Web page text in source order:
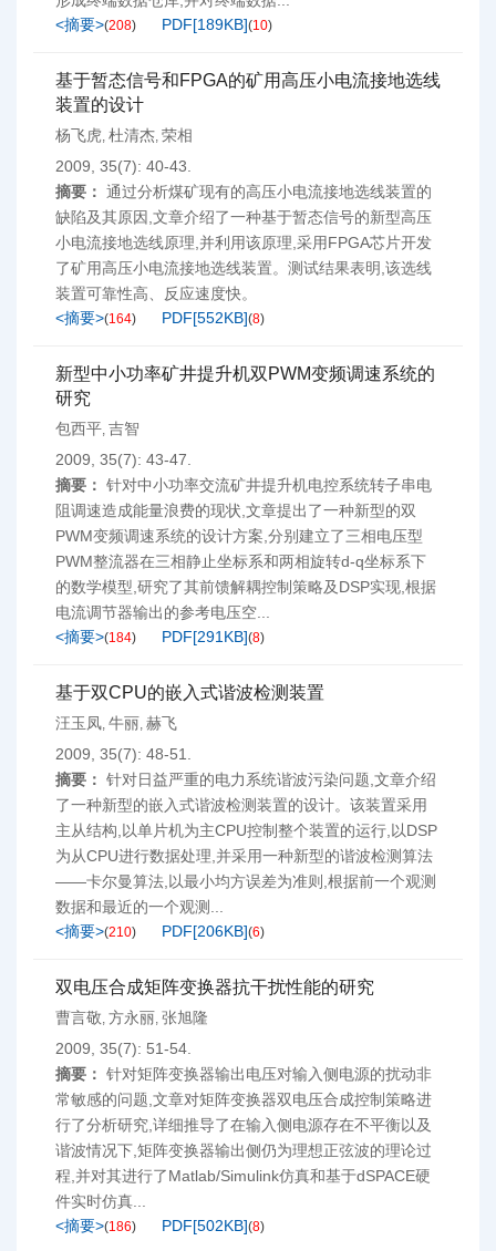
<摘要>(208) PDF[189KB](10)
基于暂态信号和FPGA的矿用高压小电流接地选线
装置的设计
杨飞虎, 杜清杰, 荣相
2009, 35(7): 40-43.
摘要： 通过分析煤矿现有的高压小电流接地选线装置的
缺陷及其原因,文章介绍了一种基于暂态信号的新型高压
小电流接地选线原理,并利用该原理,采用FPGA芯片开发
了矿用高压小电流接地选线装置。测试结果表明,该选线
装置可靠性高、反应速度快。
<摘要>(164) PDF[552KB](8)
新型中小功率矿井提升机双PWM变频调速系统的
研究
包西平, 吉智
2009, 35(7): 43-47.
摘要： 针对中小功率交流矿井提升机电控系统转子串电
阻调速造成能量浪费的现状,文章提出了一种新型的双
PWM变频调速系统的设计方案,分别建立了三相电压型
PWM整流器在三相静止坐标系和两相旋转d-q坐标系下
的数学模型,研究了其前馈解耦控制策略及DSP实现,根据
电流调节器输出的参考电压空...
<摘要>(184) PDF[291KB](8)
基于双CPU的嵌入式谐波检测装置
汪玉凤, 牛丽, 赫飞
2009, 35(7): 48-51.
摘要： 针对日益严重的电力系统谐波污染问题,文章介绍
了一种新型的嵌入式谐波检测装置的设计。该装置采用
主从结构,以单片机为主CPU控制整个装置的运行,以DSP
为从CPU进行数据处理,并采用一种新型的谐波检测算法
——卡尔曼算法,以最小均方误差为准则,根据前一个观测
数据和最近的一个观测...
<摘要>(210) PDF[206KB](6)
双电压合成矩阵变换器抗干扰性能的研究
曹言敬, 方永丽, 张旭隆
2009, 35(7): 51-54.
摘要： 针对矩阵变换器输出电压对输入侧电源的扰动非
常敏感的问题,文章对矩阵变换器双电压合成控制策略进
行了分析研究,详细推导了在输入侧电源存在不平衡以及
谐波情况下,矩阵变换器输出侧仍为理想正弦波的理论过
程,并对其进行了Matlab/Simulink仿真和基于dSPACE硬
件实时仿真...
<摘要>(186) PDF[502KB](8)